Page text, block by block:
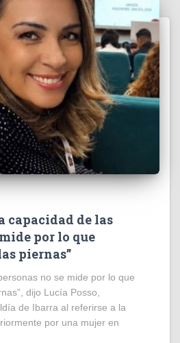
capacidad de las
por lo que
piernas”
no se mide por lo que
dijo Lucía Posso,
de Ibarra al referirse a la
por una mujer en